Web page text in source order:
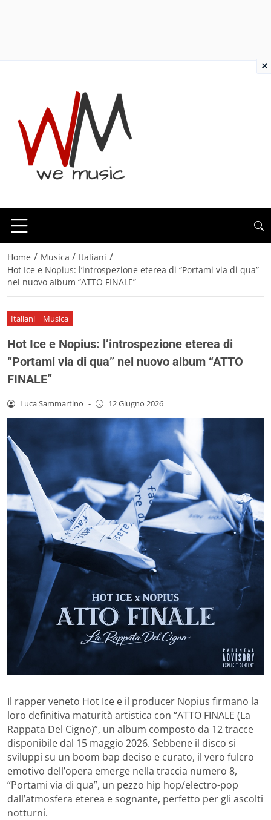
Home / Musica / Italiani /
Hot Ice e Nopius: l’introspezione eterea di “Portami via di qua”
nel nuovo album “ATTO FINALE”
Italiani Musica
Hot Ice e Nopius: l’introspezione eterea di
“Portami via di qua” nel nuovo album “ATTO
FINALE”
Luca Sammartino - 12 Giugno 2026
Il rapper veneto Hot Ice e il producer Nopius firmano la
loro definitiva maturità artistica con “ATTO FINALE (La
Rappata Del Cigno)”, un album composto da 12 tracce
disponibile dal 15 maggio 2026. Sebbene il disco si
sviluppi su un boom bap deciso e curato, il vero fulcro
emotivo dell’opera emerge nella traccia numero 8,
“Portami via di qua”, un pezzo hip hop/electro-pop
dall’atmosfera eterea e sognante, perfetto per gli ascolti
notturni.
×